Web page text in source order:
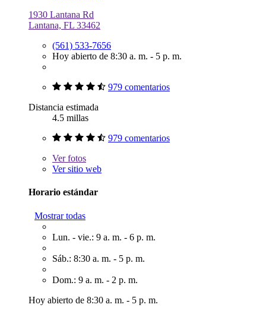
1930 Lantana Rd
Lantana, FL 33462
(561) 533-7656
Hoy abierto de 8:30 a. m. - 5 p. m.
979 comentarios
Distancia estimada
4.5 millas
979 comentarios
Verfotos
Ver sitio web
Horario estándar
Mostrar todas
Lun. - vie.: 9 a. m. - 6 p. m.
Sáb.: 8:30 a. m. - 5 p. m.
Dom.: 9 a. m. - 2 p. m.
Hoy abierto de 8:30 a. m. - 5 p. m.